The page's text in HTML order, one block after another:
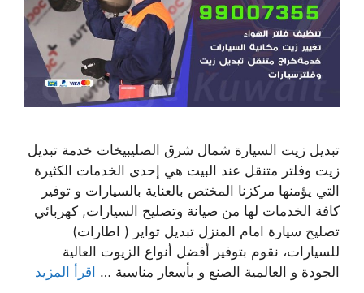
تبديل زيت السيارة شمال شرق الصليبيخات خدمة تبديل
زيت وفلتر متنقل عند البيت هي إحدى الخدمات الكثيرة
التي يؤمنها مركزنا المختص بالعناية بالسيارات و توفير
كافة الخدمات لها من صيانة وتصليح السيارات, كهربائي
تصليح سيارة امام المنزل تبديل تواير ( اطارات)
للسيارات، نقوم بتوفير أفضل أنواع الزيوت العالية
الجودة و العالمية الصنع و بأسعار مناسبة … اقرأ المزيد